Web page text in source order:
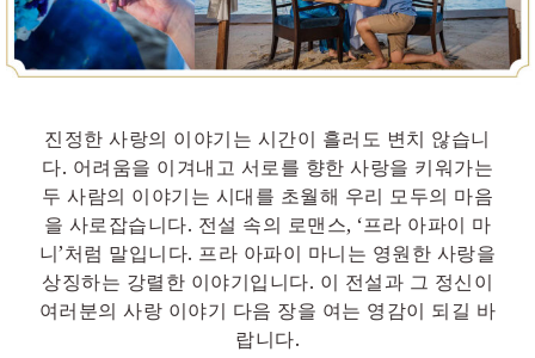
진정한 사랑의 이야기는 시간이 흘러도 변치 않습니
다. 어려움을 이겨내고 서로를 향한 사랑을 키워가는
두 사람의 이야기는 시대를 초월해 우리 모두의 마음
을 사로잡습니다. 전설 속의 로맨스, ‘프라 아파이 마
니’처럼 말입니다. 프라 아파이 마니는 영원한 사랑을
상징하는 강렬한 이야기입니다. 이 전설과 그 정신이
여러분의 사랑 이야기 다음 장을 여는 영감이 되길 바
랍니다.